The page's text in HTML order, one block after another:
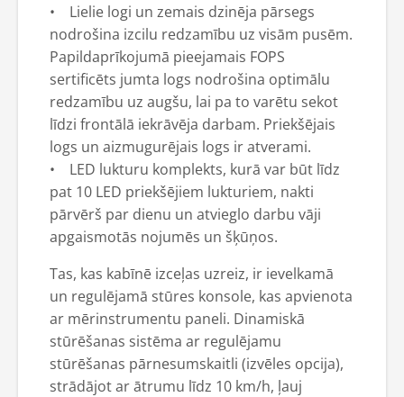
• Lielie logi un zemais dzinēja pārsegs
nodrošina izcilu redzamību uz visām pusēm.
Papildaprīkojumā pieejamais FOPS
sertificēts jumta logs nodrošina optimālu
redzamību uz augšu, lai pa to varētu sekot
līdzi frontālā iekrāvēja darbam. Priekšējais
logs un aizmugurējais logs ir atverami.
• LED lukturu komplekts, kurā var būt līdz
pat 10 LED priekšējiem lukturiem, nakti
pārvērš par dienu un atvieglo darbu vāji
apgaismotās nojumēs un šķūņos.
Tas, kas kabīnē izceļas uzreiz, ir ievelkamā
un regulējamā stūres konsole, kas apvienota
ar mērinstrumentu paneli. Dinamiskā
stūrēšanas sistēma ar regulējamu
stūrēšanas pārnesumskaitli (izvēles opcija),
strādājot ar ātrumu līdz 10 km/h, ļauj